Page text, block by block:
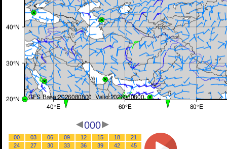
000
00 03 06 09 12 15 18
21
24
27 30 33 36 39 42
45